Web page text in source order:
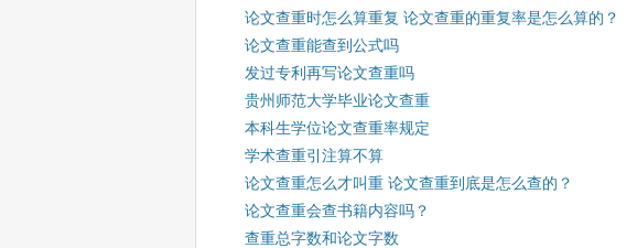
论文查重时怎么算重复 论文查重的重复率是怎么算的？
论文查重能查到公式吗
发过专利再写论文查重吗
贵州师范大学毕业论文查重
本科生学位论文查重率规定
学术查重引注算不算
论文查重怎么才叫重 论文查重到底是怎么查的？
论文查重会查书籍内容吗？
查重总字数和论文字数